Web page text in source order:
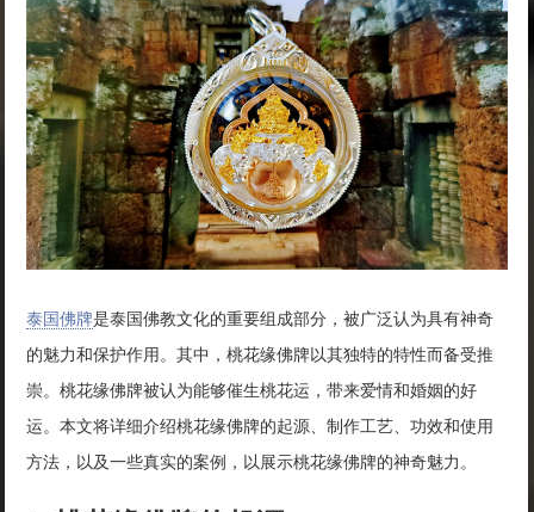
泰国佛牌是泰国佛教文化的重要组成部分，被广泛认为具有神奇
的魅力和保护作用。其中，桃花缘佛牌以其独特的特性而备受推
崇。桃花缘佛牌被认为能够催生桃花运，带来爱情和婚姻的好
运。本文将详细介绍桃花缘佛牌的起源、制作工艺、功效和使用
方法，以及一些真实的案例，以展示桃花缘佛牌的神奇魅力。